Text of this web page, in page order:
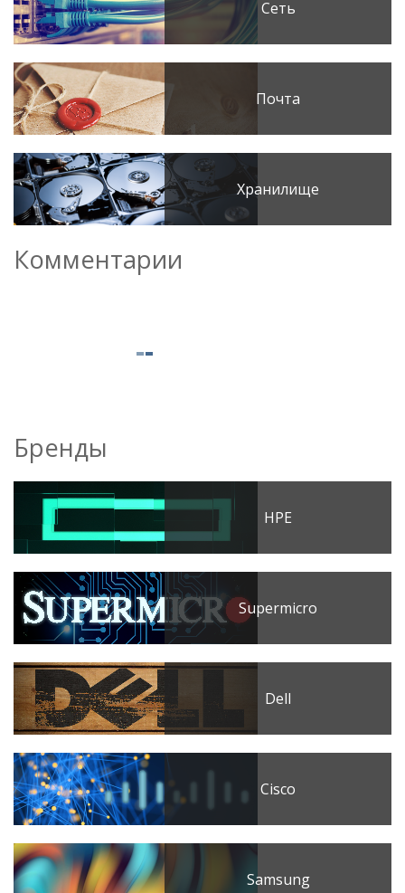
Сеть
Почта
Хранилище
Комментарии
Бренды
HPE
Supermicro
Dell
Cisco
Samsung